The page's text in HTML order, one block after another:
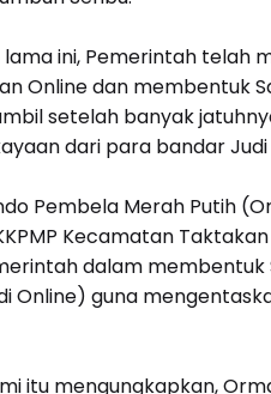
ini, Pemerintah telah
Online dan membentuk
setelah banyak
dari para bandar Judi
Pembela Merah Putih
Kecamatan Taktakan
dalam membentuk
Online) guna
itu mengungkapkan,